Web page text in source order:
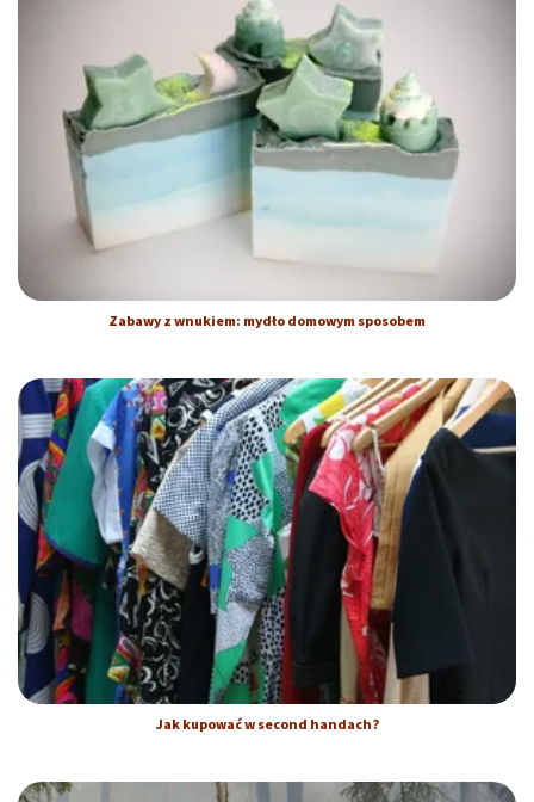
Zabawy z wnukiem: mydło domowym sposobem
Jak kupować w second handach?